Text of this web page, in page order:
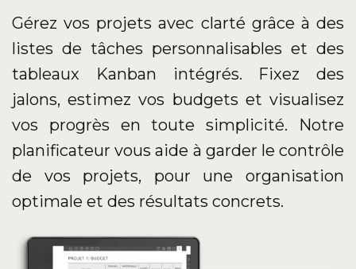
Gérez vos projets avec clarté grâce à des
listes de tâches personnalisables et des
tableaux Kanban intégrés. Fixez des
jalons, estimez vos budgets et visualisez
vos progrès en toute simplicité. Notre
planificateur vous aide à garder le contrôle
de vos projets, pour une organisation
optimale et des résultats concrets.